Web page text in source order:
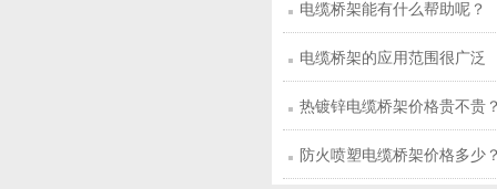
电缆桥架能有什么帮助呢？
电缆桥架的应用范围很广泛
热镀锌电缆桥架价格贵不贵
防火喷塑电缆桥架价格多少